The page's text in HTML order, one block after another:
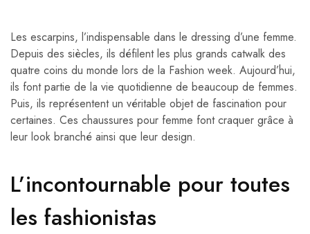
Les escarpins, l’indispensable dans le dressing d’une femme.
Depuis des siècles, ils défilent les plus grands catwalk des
quatre coins du monde lors de la Fashion week. Aujourd’hui,
ils font partie de la vie quotidienne de beaucoup de femmes.
Puis, ils représentent un véritable objet de fascination pour
certaines. Ces chaussures pour femme font craquer grâce à
leur look branché ainsi que leur design.
L’incontournable pour toutes
les fashionistas